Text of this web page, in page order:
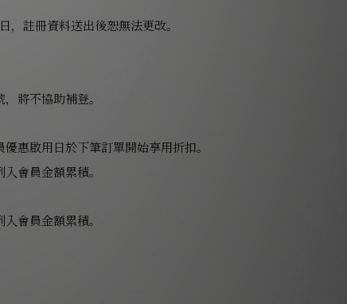
註冊資料送出後恕無法更改。
將不協助補登。
惠啟用日於下筆訂單開始享用折扣。
會員金額累積。
會員金額累積。